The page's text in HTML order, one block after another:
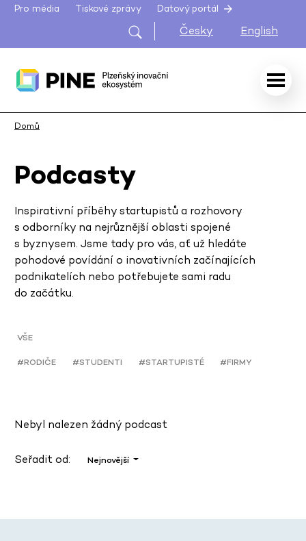
Pro média Tiskové zprávy Datový portál
Česky English
Domů
Podcasty
Inspirativní příběhy startupistů a rozhovory
s odborníky na nejrůznější oblasti spojené
s byznysem. Jsme tady pro vás, ať už hledáte
pohodové povídání o inovativních začínajících
podnikatelích nebo potřebujete sami radu
do začátku.
VŠE
#RODIČE #STUDENTI #STARTUPISTÉ #FIRMY
Nebyl nalezen žádný podcast
Seřadit od: Nejnovější